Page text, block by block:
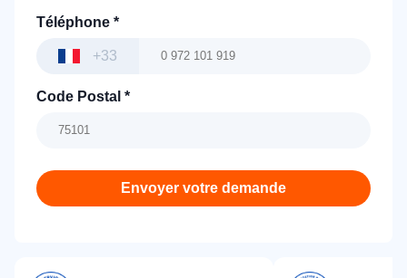
Téléphone *
+33
Code Postal *
Envoyer votre demande